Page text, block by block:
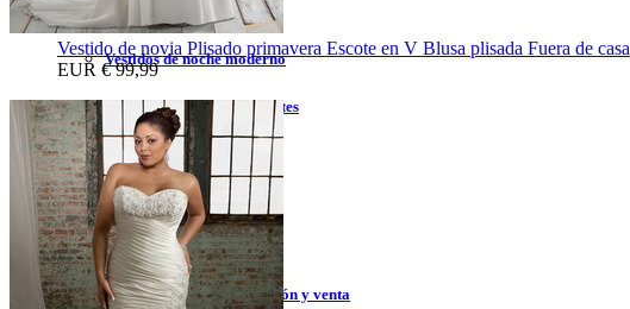
Vestidos de noche largo
Vestidos de noche moderno
Vestidos de noche sin tirantes
Vestidos de lentejuelas
Vestidos de fiesta
Vestidos de fiesta liquidación y venta
Vestido de novia Plisado primavera Escote en V Blusa plisada Fuera de casa
EUR € 99,99